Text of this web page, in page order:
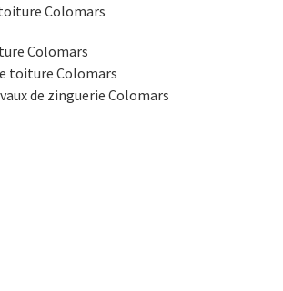
Colomars
Colomars
toiture Colomars
de zinguerie Colomars